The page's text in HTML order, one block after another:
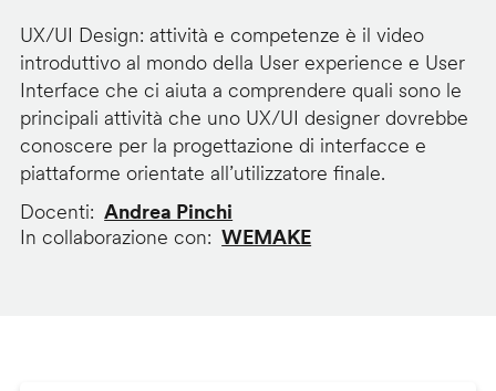
UX/UI Design: attività e competenze è il video
introduttivo al mondo della User experience e User
Interface che ci aiuta a comprendere quali sono le
principali attività che uno UX/UI designer dovrebbe
conoscere per la progettazione di interfacce e
piattaforme orientate all’utilizzatore finale.
Docenti
Andrea Pinchi
In collaborazione con
WEMAKE